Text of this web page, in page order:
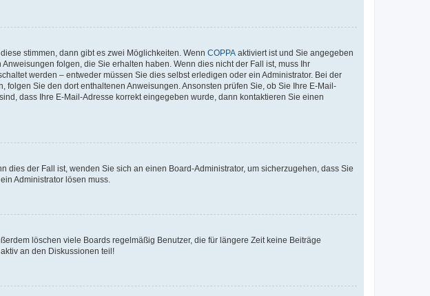
stimmen, dann gibt es zwei Möglichkeiten. Wenn COPPA aktiviert ist und Sie angegeben
folgen, die Sie erhalten haben. Wenn dies nicht der Fall ist, muss Ihr
werden – entweder müssen Sie dies selbst erledigen oder ein Administrator. Bei der
Sie den dort enthaltenen Anweisungen. Ansonsten prüfen Sie, ob Sie Ihre E-Mail-
dass Ihre E-Mail-Adresse korrekt eingegeben wurde, dann kontaktieren Sie einen
der Fall ist, wenden Sie sich an einen Board-Administrator, um sicherzugehen, dass Sie
Administrator lösen muss.
löschen viele Boards regelmäßig Benutzer, die für längere Zeit keine Beiträge
an den Diskussionen teil!